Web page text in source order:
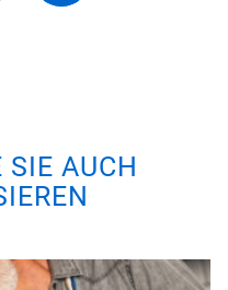
SIE AUCH